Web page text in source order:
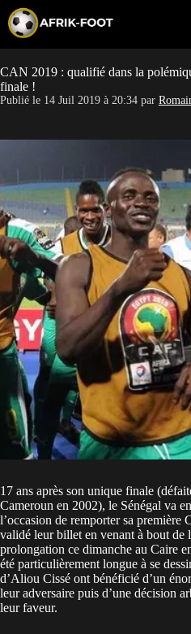
p
o
c
o
t
t
CAN 2019 : qualifié dans la
finale !
Publié le 14 Juil 2019 à 20:34 par
17 ans après son unique finale
Cameroun en 2002), le Sénégal va
l’occasion de remporter sa
validé leur billet en venant à bout de
prolongation ce dimanche au Caire
été particulièrement longue à se
d’Aliou Cissé ont bénéficié d’un
leur adversaire puis d’une décision
leur faveur.